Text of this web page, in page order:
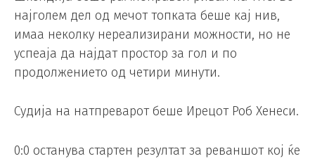
најголем дел од мечот топката беше кај нив,
имаа неколку нереализирани можности, но не
успеаја да најдат простор за гол и по
продолжението од четири минути.
Судија на натпреварот беше Ирецот Роб Хенеси.
0:0 останува стартен резултат за реваншот кој ќе